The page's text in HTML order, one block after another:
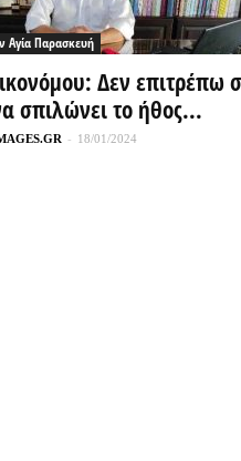
Αγία Παρασκευή
Δεν επιτρέπω
σπιλώνει το ήθος...
- 18/01/2024